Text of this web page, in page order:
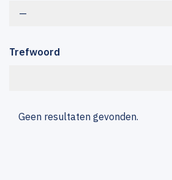
—
Trefwoord
Geen resultaten gevonden.